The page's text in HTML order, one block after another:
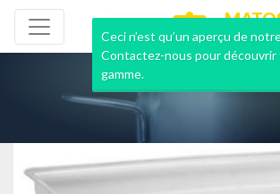
NEUF &
Ceci n’est qu’un aperçu de
Contactez-nous pour
gamme.